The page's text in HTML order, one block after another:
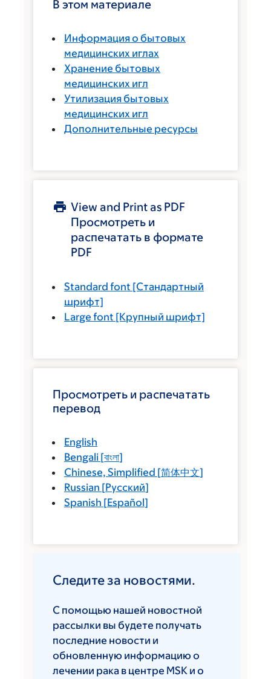
В этом материале
Информация о бытовых
медицинских иглах
Хранение бытовых
медицинских игл
Утилизация бытовых
медицинских игл
Дополнительные ресурсы
View and Print as PDF
Просмотреть и
распечатать в формате
PDF
Standard font [Стандартный
шрифт]
Large font [Крупный шрифт]
Просмотреть и распечатать
перевод
English
Bengali [বাংলা]
Chinese, Simplified [简体中文]
Russian [Русский]
Spanish [Español]
Следите за новостями.
С помощью нашей новостной
рассылки вы будете получать
последние новости и
обновленную информацию о
лечении рака в центре MSK и о